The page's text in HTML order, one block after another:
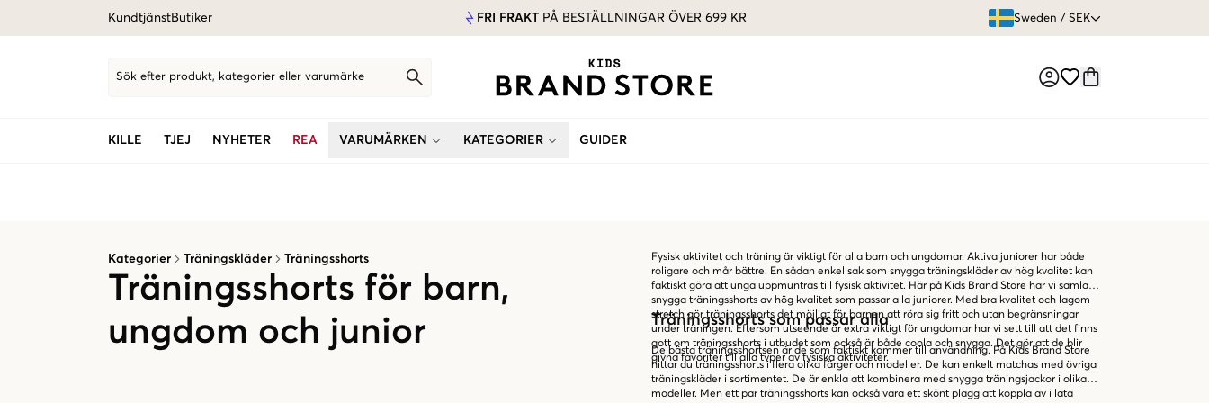
KundtjänstButiker FRI FRAKT PÅ BESTÄLLNINGAR ÖVER 699 KR Sweden / SEK
Sök efter produkt, kategorier eller varumärke
KILLE TJEJ NYHETER REA VARUMÄRKEN KATEGORIER GUIDER
Kategorier Träningskläder Träningsshorts
Träningsshorts för barn,
ungdom och junior
Fysisk aktivitet och träning är viktigt för alla barn och ungdomar. Aktiva juniorer har både
roligare och mår bättre. En sådan enkel sak som snygga träningskläder av hög kvalitet kan
faktiskt göra att unga uppmuntras till fysisk aktivitet. Här på Kids Brand Store har vi samlat
snygga träningsshorts av hög kvalitet som passar alla juniorer. Med bra kvalitet och lagom
stretch gör träningsshorts det möjligt för barnen att röra sig fritt och utan begränsningar
under träningen. Eftersom utseende är extra viktigt för ungdomar har vi sett till att det finns
gott om träningsshorts i utbudet som också är både coola och snygga. Det gör att de blir
givna favoriter till alla typer av fysiska aktiviteter.
Träningsshorts som passar alla
De bästa träningsshortsen är de som faktiskt kommer till användning. På Kids Brand Store
hittar du träningsshorts i flera olika färger och modeller. De kan enkelt matchas med övriga
träningskläder i sortimentet. De är enkla att kombinera med snygga träningsjackor i olika
modeller. Men ett par träningsshorts kan också vara ett skönt plagg att koppla av i lata